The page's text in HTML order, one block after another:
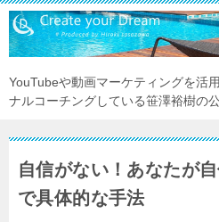
YouTubeや動画マーケティングを活
ナルコーチングしている笹澤裕樹の
自信がない！あなたが
で具体的な手法